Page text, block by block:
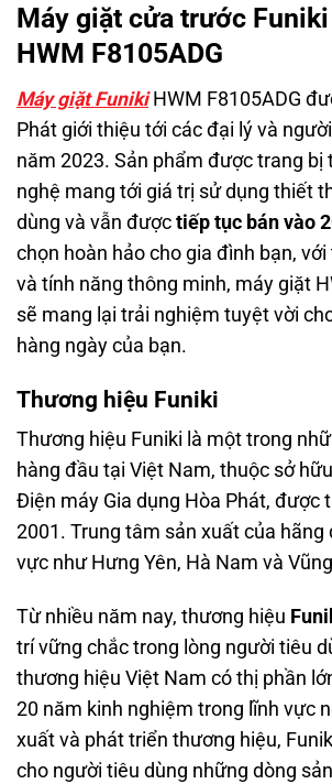
Máy giặt cửa trước
HWM F8105ADG
Máy giặtFuniki HWM F8105ADG
Phát giới thiệu tới các đại lý và
năm 2023. Sản phẩm được trang bị
nghệ mang tới giá trị sử dụng thiết
dùng và vẫn được tiếp tục bán vào
chọn hoàn hảo cho gia đình bạn,
và tính năng thông minh, máy giặt
sẽ mang lại trải nghiệm tuyệt vời
hàng ngày của bạn.
Thương hiệu Funiki
Thương hiệu Funiki là một trong
hàng đầu tại Việt Nam, thuộc sở
Điện máy Gia dụng Hòa Phát, được
2001. Trung tâm sản xuất của hãng
vực như Hưng Yên, Hà Nam và
Từ nhiều năm nay, thương hiệu
trí vững chắc trong lòng người tiêu
thương hiệu Việt Nam có thị phần
20 năm kinh nghiệm trong lĩnh vực
xuất và phát triển thương hiệu,
cho người tiêu dùng những dòng